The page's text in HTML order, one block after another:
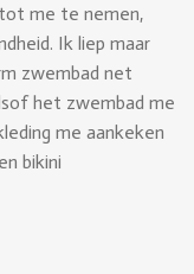
me te nemen,
Ik liep maar
zwembad net
het zwembad me
me aankeken
bikini